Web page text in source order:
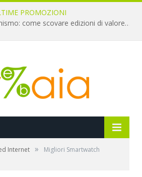
PROMOZIONI
Libri antichi e collezionismo: come scovare edizioni di valore a pochi euro
Internet »
Migliori Smartwatch